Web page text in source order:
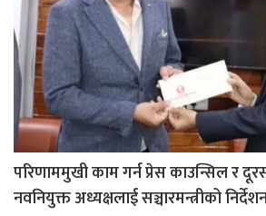
परिणाममुखी काम गर्न प्रेस काउन्सिल र
नवनियुक्त अध्यक्षलाई सञ्चारमन्त्रीको